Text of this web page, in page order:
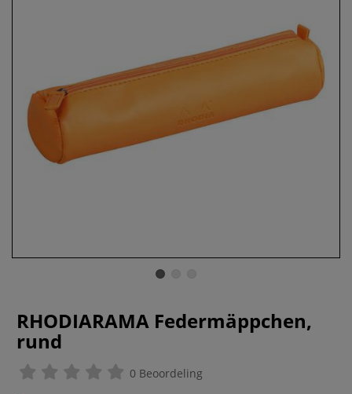
RHODIARAMA Federmäppchen,
rund
0 Beoordeling